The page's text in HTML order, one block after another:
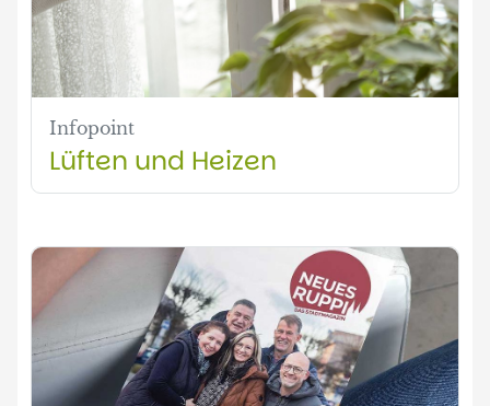
Infopoint
Lüften und Heizen